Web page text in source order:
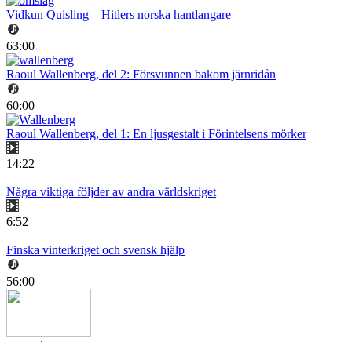
Vidkun Quisling – Hitlers norska hantlangare
63:00
Raoul Wallenberg, del 2: Försvunnen bakom järnridån
60:00
Raoul Wallenberg, del 1: En ljusgestalt i Förintelsens mörker
14:22
Några viktiga följder av andra världskriget
6:52
Finska vinterkriget och svensk hjälp
56:00